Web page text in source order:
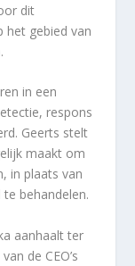
dit
het gebied van
in een
respons
Geerts stelt
maakt om
in plaats van
behandelen.
aanhaalt ter
de CEO’s